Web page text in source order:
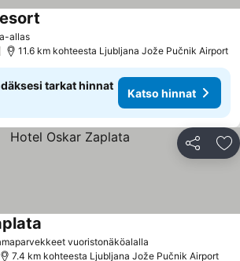
allasKatso hinnat
11.6 km kohteesta Ljubljana Jože Pučnik Airport
tarkat hinnat
Katso hinnat
Jaa
vuoristonäköalalla
7.4 km kohteesta Ljubljana Jože Pučnik Airport